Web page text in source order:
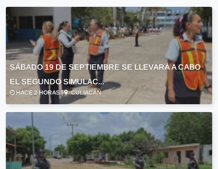
SÁBADO 19 DE SEPTIEMBRE SE LLEVARÁ A CABO
EL SEGUNDO SIMULAC...
HACE 2 HORAS | CULIACÁN